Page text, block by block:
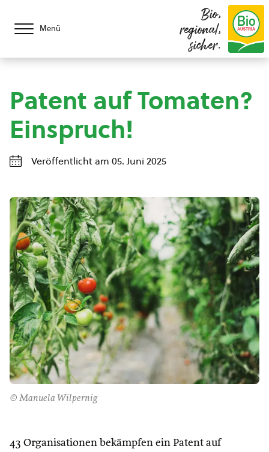
Menü
Bio,
regional,
sicher.
Patent auf Tomaten?
Einspruch!
Veröffentlicht am 05. Juni 2025
© Manuela Wilpernig
43 Organisationen bekämpfen ein Patent auf